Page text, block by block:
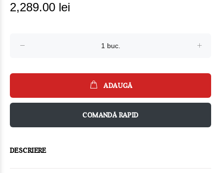
2,289.00 lei
ADAUGĂ
COMANDĂ RAPID
DESCRIERE